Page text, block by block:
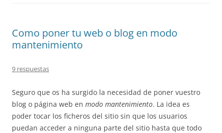
Como poner tu web o blog en modo
mantenimiento
9 respuestas
Seguro que os ha surgido la necesidad de poner vuestro
blog o página web en modo mantenimiento. La idea es
poder tocar los ficheros del sitio sin que los usuarios
puedan acceder a ninguna parte del sitio hasta que todo